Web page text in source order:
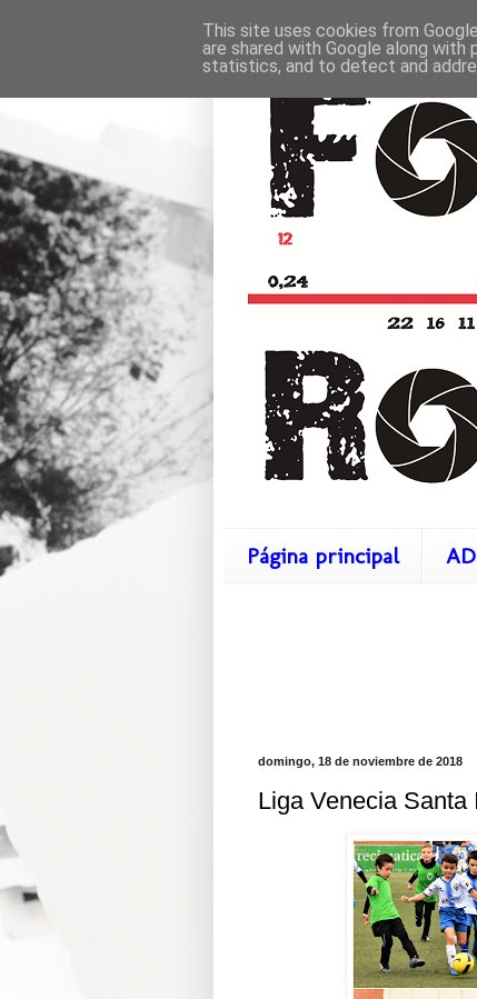
Página principal
domingo, 18 de noviembre de 2018
Liga Venecia Santa
This site uses cookies from
are shared with Google along
statistics, and to detect and